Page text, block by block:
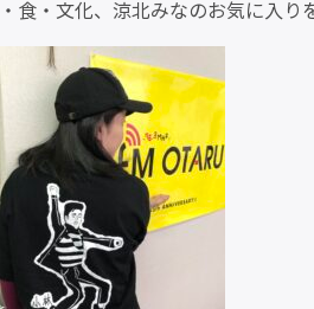
食・文化、涼北みなのお気に入り